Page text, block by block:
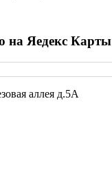
на Яедекс Карты
аллея д.5А